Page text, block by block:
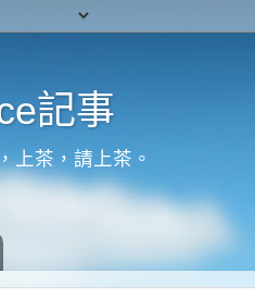
記事
上茶，請上茶。